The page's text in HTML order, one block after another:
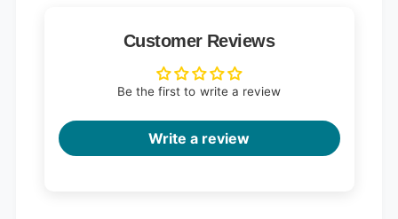
Customer Reviews
Be the first to write a review
Write a review